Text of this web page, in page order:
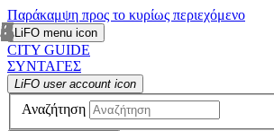
Παράκαμψη προς το κυρίως περιεχόμενο
LiFO menu icon
CITY GUIDE
ΣΥΝΤΑΓΕΣ
LiFO user account icon
Αναζήτηση